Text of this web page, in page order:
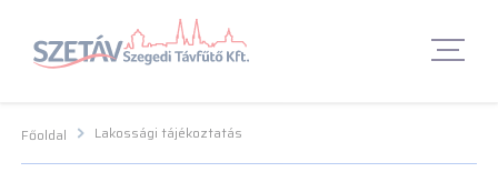
Navigációs menü segédlet
Fő Navigációs menü Fő Navigációs menü Fő tartalom Fő
Főoldal Lakossági tájékoztatás